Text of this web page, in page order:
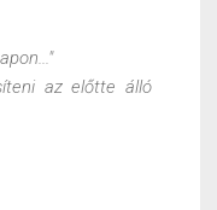
az előtte álló